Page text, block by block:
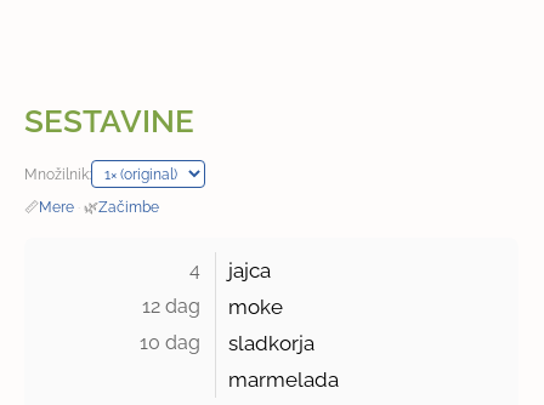
SESTAVINE
Množilnik:
📏Mere · 🌿Začimbe
4 jajca
12 dag moke
10 dag
sladkorja
marmelada